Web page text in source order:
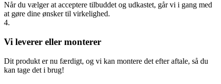
Når du vælger at acceptere tilbuddet og udkastet, går vi i gang med
at gøre dine ønsker til virkelighed.
4.
Vi leverer eller monterer
Dit produkt er nu færdigt, og vi kan montere det efter aftale, så du
kan tage det i brug!